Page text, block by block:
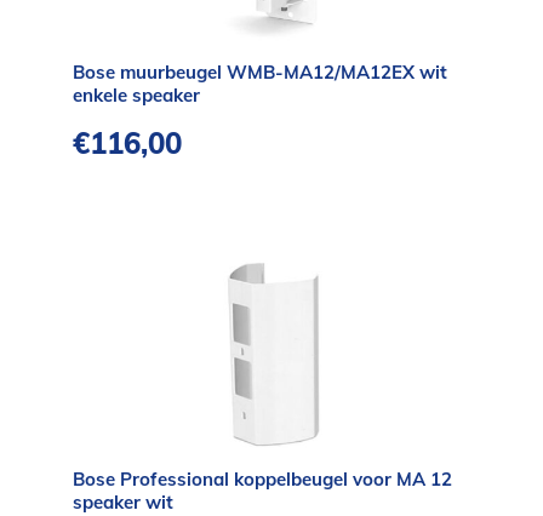
Bose muurbeugel WMB-MA12/MA12EX wit
enkele speaker
€116,00
Bose Professional koppelbeugel voor MA 12
speaker wit